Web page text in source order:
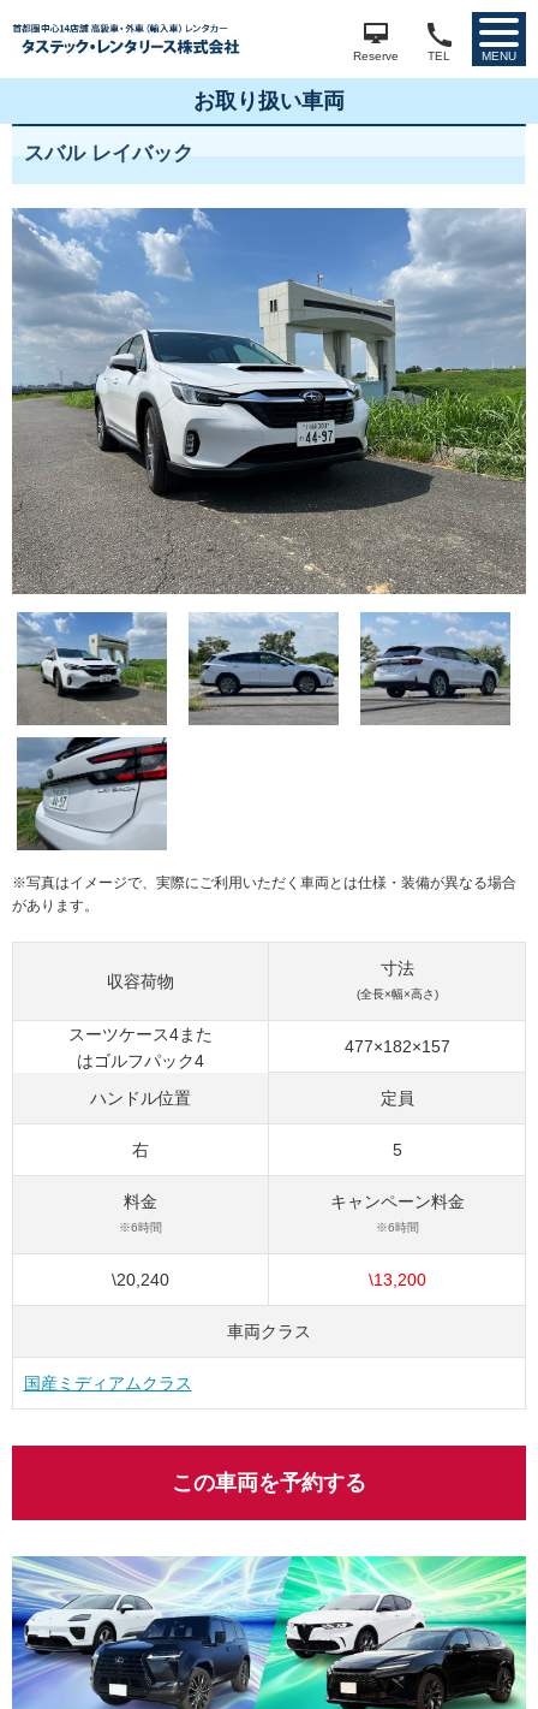
Reserve TEL MENU
お取り扱い車両
スバル レイバック
※写真はイメージで、実際にご利用いただく車両とは仕様・装備が異なる場合
があります。
収容荷物
スーツケース4また
はゴルフパック4
寸法
(全長×幅×高さ)
477×182×157
ハンドル位置
右
定員
5
料金
※6時間
\20,240
キャンペーン料金
※6時間
\13,200
車両クラス
国産ミディアムクラス
この車両を予約する